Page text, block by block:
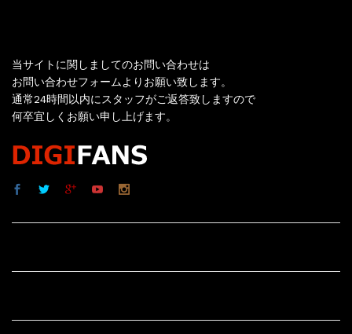
当サイトに関しましてのお問い合わせは
お問い合わせフォームよりお願い致します。
通常24時間以内にスタッフがご返答致しますので
何卒宜しくお願い申し上げます。